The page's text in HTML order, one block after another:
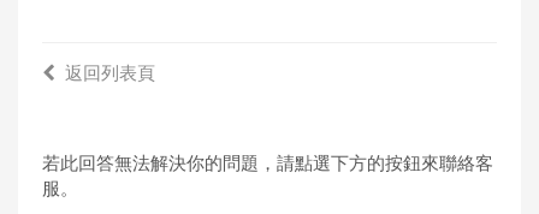
返回列表頁
若此回答無法解決你的問題，請點選下方的按鈕來聯絡客
服。